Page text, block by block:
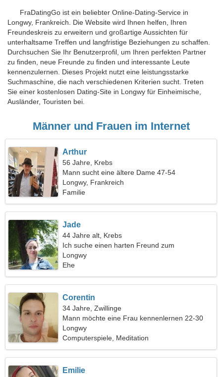
FraDatingGo ist ein beliebter Online-Dating-Service in
Longwy, Frankreich. Die Website wird Ihnen helfen, Ihren
Freundeskreis zu erweitern und großartige Aussichten für
unterhaltsame Treffen und langfristige Beziehungen zu schaffen.
Durchsuchen Sie Ihr Benutzerprofil, um Ihren perfekten Partner
zu finden, neue Freunde zu finden und interessante Leute
kennenzulernen. Dieses Projekt nutzt eine leistungsstarke
Suchmaschine, die nach verschiedenen Kriterien sucht. Treten
Sie einer kostenlosen Dating-Site in Longwy für Einheimische,
Ausländer, Touristen bei.
Männer und Frauen im Internet
Arthur
56 Jahre, Krebs
Mann sucht eine ältere Dame 47-54
Longwy, Frankreich
Familie
Jade
44 Jahre alt, Krebs
Ich suche einen harten Freund zum
gemeinsamen Skifahren
Longwy
Ehe
Corentin
34 Jahre, Zwillinge
Mann möchte eine Frau kennenlernen 22-30
Longwy
Computerspiele, Meditation
Emilie